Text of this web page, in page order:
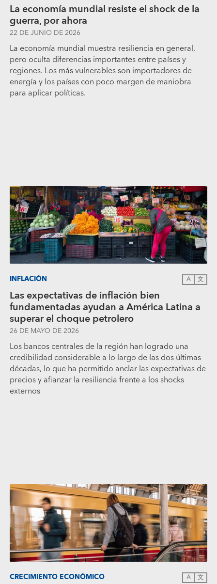
La economía mundial resiste el shock de la
guerra, por ahora
22 DE JUNIO DE 2026
La economía mundial muestra resiliencia en general,
pero oculta diferencias importantes entre países y
regiones. Los más vulnerables son importadores de
energía y los países con poco margen de maniobra
para aplicar políticas.
INFLACIÓN A 文
Las expectativas de inflación bien
fundamentadas ayudan a América Latina a
superar el choque petrolero
26 DE MAYO DE 2026
Los bancos centrales de la región han logrado una
credibilidad considerable a lo largo de las dos últimas
décadas, lo que ha permitido anclar las expectativas de
precios y afianzar la resiliencia frente a los shocks
externos
CRECIMIENTO ECONÓMICO A 文